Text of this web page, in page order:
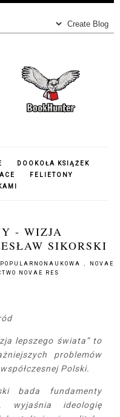
DOOKOŁA KSIĄŻEK
FELIETONY
- WIZJA
SIKORSKI
,
NOVAE
NOVAE RES
lepszego świata” to
problemów
Polski.
bada fundamenty
wyjaśnia ideologię